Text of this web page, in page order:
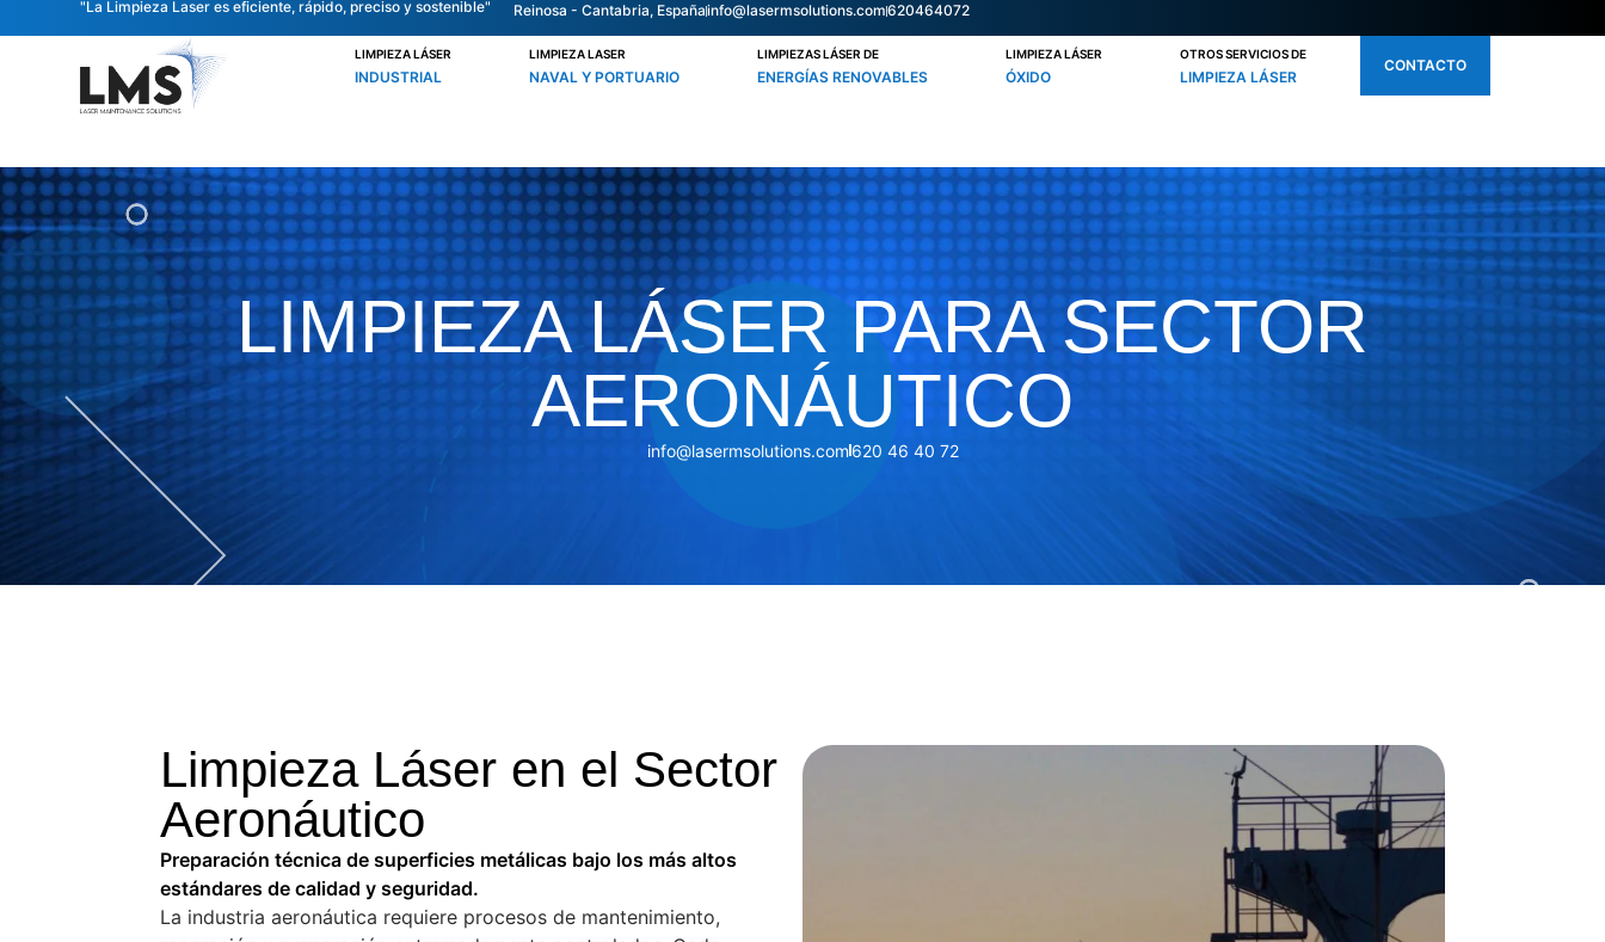
"La Limpieza Laser es eficiente, rápido, preciso y sostenible" Reinosa - Cantabria, Españainfo@lasermsolutions.com620464072
LIMPIEZA LÁSER
INDUSTRIAL
LIMPIEZA LASER
NAVAL Y PORTUARIO
LIMPIEZAS LÁSER DE
ENERGÍAS RENOVABLES
LIMPIEZA LÁSER
ÓXIDO
OTROS SERVICIOS DE
LIMPIEZA LÁSER
CONTACTO
LIMPIEZA LÁSER PARA SECTOR
AERONÁUTICO
info@lasermsolutions.com620 46 40 72
Limpieza Láser en el Sector
Aeronáutico
Preparación técnica de superficies metálicas bajo los más altos
estándares de calidad y seguridad.
La industria aeronáutica requiere procesos de mantenimiento,